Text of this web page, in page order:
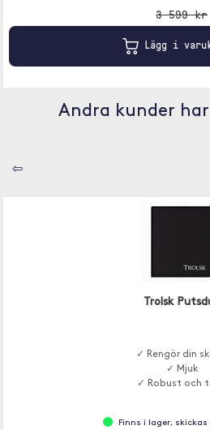
3 599 kr
Lägg i
Andra kunder
⇦
Trolsk
✓ Rengör din
✓ Mjuk
✓ Robust och
Finns i lager,